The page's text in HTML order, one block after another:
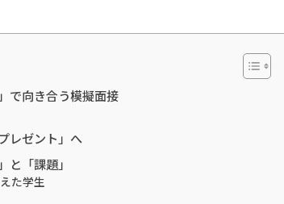
で向き合う模擬面接
レゼント」へ
と「課題」
た学生